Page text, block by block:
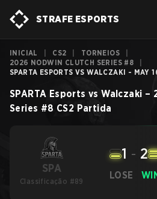
STRAFE ESPORTS
INICIAL CS2 TORNEIOS
2026 NODWIN CLUTCH SERIES #8
SPARTA ESPORTS VS WALCZAKI - MAY
SPARTA Esports vs Walczaki –
Series #8 CS2 Partida
SPA
Classificação #89
LOSE
1 - 2